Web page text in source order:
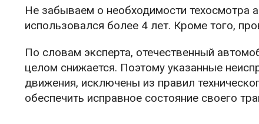
Не забываем о необходимости техосмотра
использовался более 4 лет. Кроме того,
По словам эксперта, отечественный
целом снижается. Поэтому указанные
движения, исключены из правил
обеспечить исправное состояние своего